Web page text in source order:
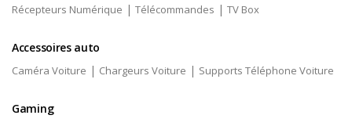
Récepteurs Numérique | Télécommandes | TV Box
Accessoires auto
Caméra Voiture | Chargeurs Voiture | Supports Téléphone Voiture
Gaming